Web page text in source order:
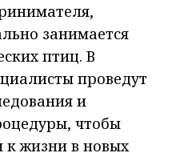
занимается
птиц. В
проведут
и
чтобы
жизни в новых